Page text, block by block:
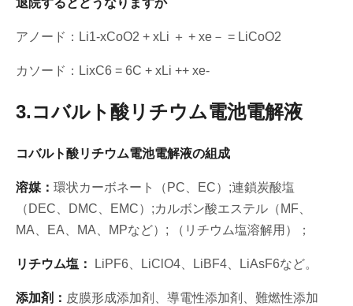
退院するとどうなりますか
アノード：Li1-xCoO2 + xLi ＋ + xe－ = LiCoO2
カソード：LixC6 = 6C + xLi ++ xe-
3.コバルト酸リチウム電池電解液
コバルト酸リチウム電池電解液の組成
溶媒： 環状カーボネート（PC、EC）;連鎖炭酸塩
（DEC、DMC、EMC）;カルボン酸エステル（MF、
MA、EA、MA、MPなど）; （リチウム塩溶解用）；
リチウム塩： LiPF6、LiClO4、LiBF4、LiAsF6など。
添加剤： 皮膜形成添加剤、導電性添加剤、難燃性添加